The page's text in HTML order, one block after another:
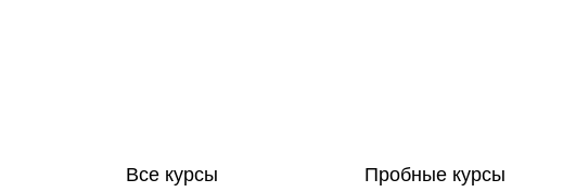
Все курсы Пробные курсы